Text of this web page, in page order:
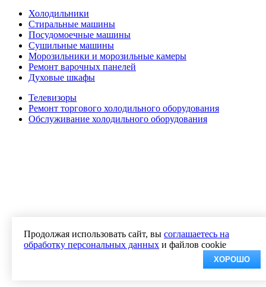
Продолжая использовать сайт, вы соглашаетесь на
обработку персональных данных и файлов cookie
ХОРОШО
Холодильники
Стиральные машины
Посудомоечные машины
Сушильные машины
Морозильники и морозильные камеры
Ремонт варочных панелей
Духовые шкафы
Телевизоры
Ремонт торгового холодильного оборудования
Обслуживание холодильного оборудования